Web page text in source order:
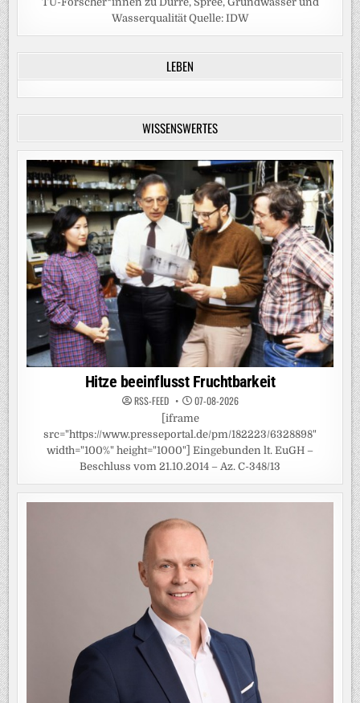
Wasserqualität Quelle: IDW
LEBEN
WISSENSWERTES
Hitze beeinflusst Fruchtbarkeit
RSS-FEED 07-08-2026
[iframe
src="https://www.presseportal.de/pm/182223/6328898"
width="100%" height="1000"] Eingebunden lt. EuGH –
Beschluss vom 21.10.2014 – Az. C-348/13